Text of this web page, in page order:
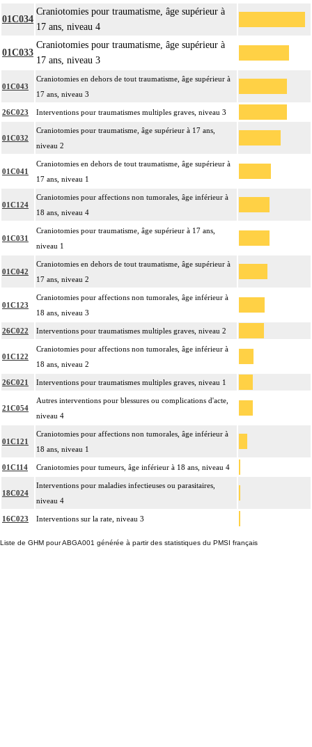
01C034
Craniotomies pour traumatisme, âge supérieur à
17 ans, niveau 4
01C033
Craniotomies pour traumatisme, âge supérieur à
17 ans, niveau 3
01C043
Craniotomies en dehors de tout traumatisme, âge supérieur à
17 ans, niveau 3
26C023 Interventions pour traumatismes multiples graves, niveau 3
01C032
Craniotomies pour traumatisme, âge supérieur à 17 ans,
niveau 2
01C041
Craniotomies en dehors de tout traumatisme, âge supérieur à
17 ans, niveau 1
01C124
Craniotomies pour affections non tumorales, âge inférieur à
18 ans, niveau 4
01C031
Craniotomies pour traumatisme, âge supérieur à 17 ans,
niveau 1
01C042
Craniotomies en dehors de tout traumatisme, âge supérieur à
17 ans, niveau 2
01C123
Craniotomies pour affections non tumorales, âge inférieur à
18 ans, niveau 3
26C022 Interventions pour traumatismes multiples graves, niveau 2
01C122
Craniotomies pour affections non tumorales, âge inférieur à
18 ans, niveau 2
26C021 Interventions pour traumatismes multiples graves, niveau 1
21C054
Autres interventions pour blessures ou complications d'acte,
niveau 4
01C121
Craniotomies pour affections non tumorales, âge inférieur à
18 ans, niveau 1
01C114 Craniotomies pour tumeurs, âge inférieur à 18 ans, niveau 4
18C024
Interventions pour maladies infectieuses ou parasitaires,
niveau 4
16C023 Interventions sur la rate, niveau 3
Liste de GHM pour ABGA001 générée à partir des statistiques du PMSI français